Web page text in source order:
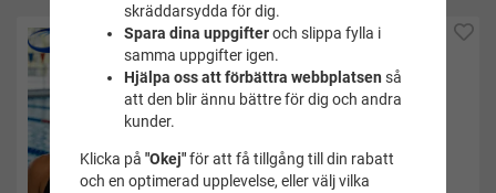
skräddarsydda för dig.
Spara dina uppgifteroch slippa fylla i
samma uppgifter igen.
Hjälpa oss att förbättra webbplatsen så
att den blir ännu bättre för dig och andra
kunder.
Klicka på "Okej"för att få tillgång till din rabatt
och en optimerad upplevelse, eller välj vilka